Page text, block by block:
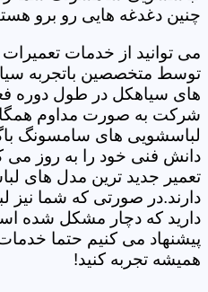
چنین دغدغه هایی رو برو
می توانید از خدمات
توسط متخصصین باتجربه
های سیاهکل در طول دوره
شرکت به صورت مداوم
لباسشویی های سامسونگ
دانش فنی خود را به روز می
تعمیر جدید ترین مدل های
دارند.در صورتی که شما
دارید که دچار مشکل شده
پیشنهاد می کنیم حتما
همیشه تجربه کنید!